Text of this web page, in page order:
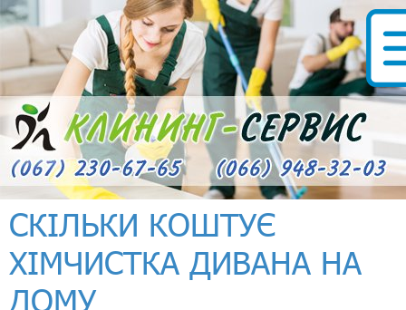
СКІЛЬКИ КОШТУЄ
ХІМЧИСТКА ДИВАНА НА
ДОМУ